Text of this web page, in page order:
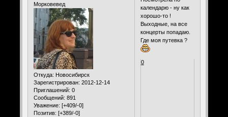
Морковевед
Откуда: Новосибирск
Зарегистрирован: 2012-12-14
Приглашений: 0
Сообщений: 891
Уважение: [+409/-0]
Позитив: [+389/-0]
календарю - ну как
хорошо-то !
Выходные, на все
концерты попадаю.
Где моя путевка ?
0